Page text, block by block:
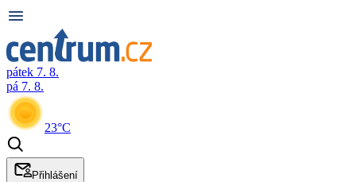
pátek 7. 8.
pá 7. 8.
23°C
Přihlášení